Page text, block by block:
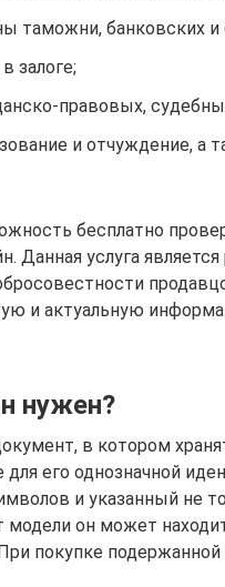
таможни, банковских
залоге;
правовых,
и отчуждение, а
бесплатно
услуга является
и актуальную
нужен?
в котором
его однозначной
и указанный не
он может
покупке